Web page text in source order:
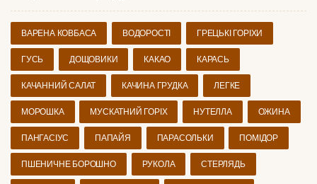
ВАРЕНА КОВБАСА ВОДОРОСТІ ГРЕЦЬКІ ГОРІХИ
ГУСЬ ДОЩОВИКИ КАКАО КАРАСЬ
КАЧАННИЙ САЛАТ КАЧИНА ГРУДКА ЛЕГКЕ
МОРОШКА МУСКАТНИЙ ГОРІХ НУТЕЛЛА ОЖИНА
ПАНГАСІУС ПАПАЙЯ ПАРАСОЛЬКИ ПОМІДОР
ПШЕНИЧНЕ БОРОШНО РУКОЛА СТЕРЛЯДЬ